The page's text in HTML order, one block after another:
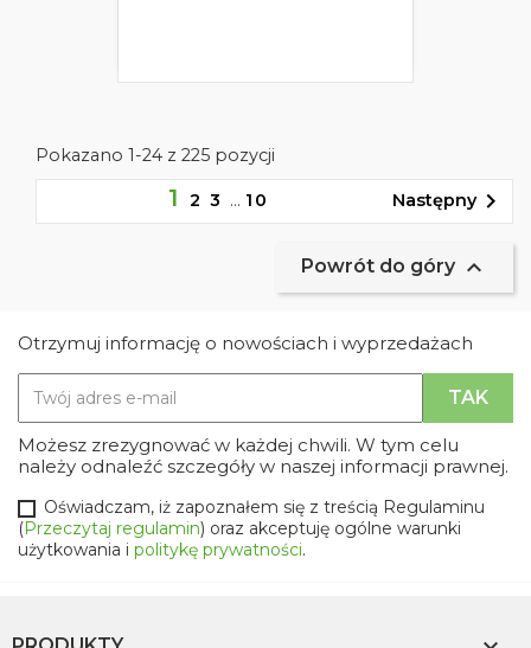
Pokazano 1-24 z 225 pozycji
1 2 3 … 10 Następny
Powrót do góry 
Otrzymuj informację o nowościach i wyprzedażach
Możesz zrezygnować w każdej chwili. W tym celu
należy odnaleźć szczegóły w naszej informacji prawnej.
Oświadczam, iż zapoznałem się z treścią Regulaminu
(Przeczytaj regulamin) oraz akceptuję ogólne warunki
użytkowania i politykę prywatności.